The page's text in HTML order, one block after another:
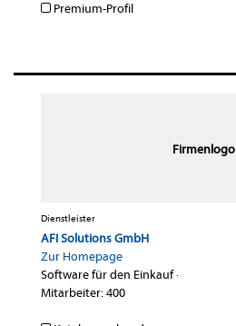
Premium-Profil
Firmenlogo
Dienstleister
AFI Solutions GmbH
Zur Homepage
Software für den Einkauf·
Mitarbeiter: 400